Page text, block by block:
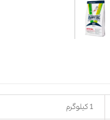
1 کیلوگرم